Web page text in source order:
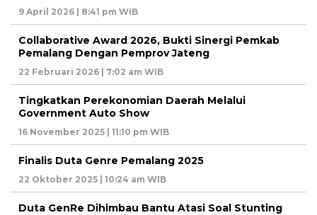
9 April 2026 | 8:41 pm WIB
Collaborative Award 2026, Bukti Sinergi Pemkab
Pemalang Dengan Pemprov Jateng
22 Februari 2026 | 7:02 am WIB
Tingkatkan Perekonomian Daerah Melalui
Government Auto Show
16 November 2025 | 11:10 pm WIB
Finalis Duta Genre Pemalang 2025
22 Oktober 2025 | 10:24 am WIB
Duta GenRe Dihimbau Bantu Atasi Soal Stunting